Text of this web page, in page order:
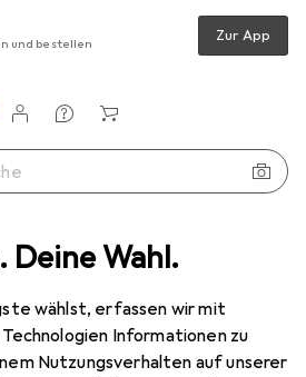
Deine Wahl.
wählst, erfassen wir mit
Informationen zu
Nutzungsverhalten auf unserer
und bestellen Zur App
Snapstyle Hochflor Shaggy Teppich Palace
5 Bilder